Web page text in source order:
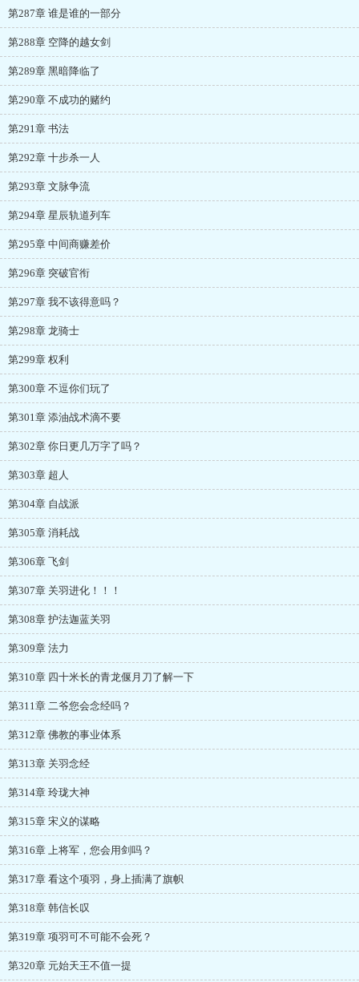
第287章 谁是谁的一部分
第288章 空降的越女剑
第289章 黑暗降临了
第290章 不成功的赌约
第291章 书法
第292章 十步杀一人
第293章 文脉争流
第294章 星辰轨道列车
第295章 中间商赚差价
第296章 突破官衔
第297章 我不该得意吗？
第298章 龙骑士
第299章 权利
第300章 不逗你们玩了
第301章 添油战术滴不要
第302章 你日更几万字了吗？
第303章 超人
第304章 自战派
第305章 消耗战
第306章 飞剑
第307章 关羽进化！！！
第308章 护法迦蓝关羽
第309章 法力
第310章 四十米长的青龙偃月刀了解一下
第311章 二爷您会念经吗？
第312章 佛教的事业体系
第313章 关羽念经
第314章 玲珑大神
第315章 宋义的谋略
第316章 上将军，您会用剑吗？
第317章 看这个项羽，身上插满了旗帜
第318章 韩信长叹
第319章 项羽可不可能不会死？
第320章 元始天王不值一提